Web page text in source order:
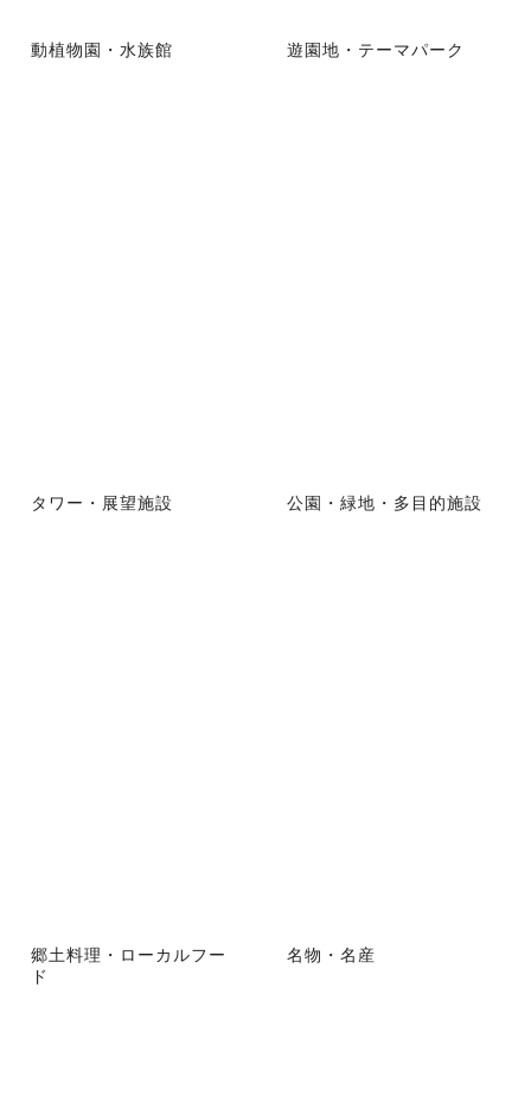
動植物園・水族館 遊園地・テーマパーク
タワー・展望施設 公園・緑地・多目的施設
郷土料理・ローカルフー
ド
名物・名産